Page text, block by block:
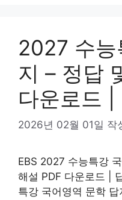
2027 수
지 – 정답
다운로드 |
2026년 02월 01일 작
EBS 2027 수능특강
해설 PDF 다운로드 |
특강 국어영역 문학 답